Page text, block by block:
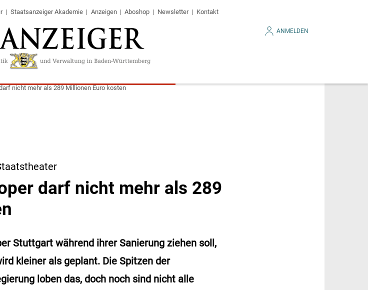
Staatsanzeiger Akademie Anzeigen Aboshop Newsletter Kontakt
ANMELDEN
nicht mehr als 289 Millionen Euro kosten
darf nicht mehr als 289
Stuttgart während ihrer Sanierung ziehen soll,
kleiner als geplant. Die Spitzen der
loben das, doch noch sind nicht alle